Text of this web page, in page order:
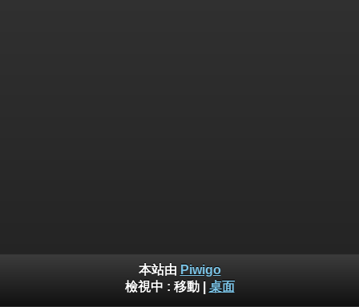
本站由 Piwigo
檢視中 : 移動| 桌面